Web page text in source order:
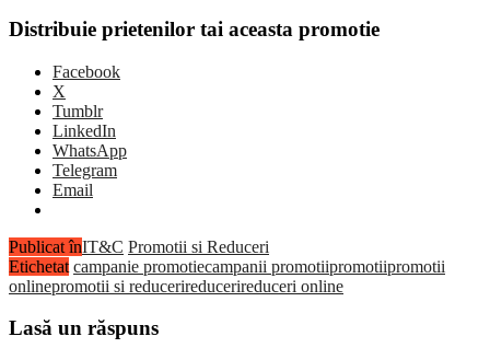
Distribuie prietenilor tai aceasta promotie
Facebook
X
Tumblr
LinkedIn
WhatsApp
Telegram
Email
Publicat înIT&C Promotii si Reduceri
Etichetat campanie promotiecampanii promotiipromotiipromotii
onlinepromotii si reducerireducerireduceri online
Lasă un răspuns